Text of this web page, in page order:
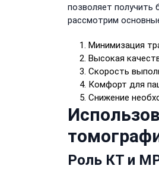
позволяет получить
рассмотрим
Минимизация
Высокая
Скорость
Комфорт для
Снижение
Роль КТ и